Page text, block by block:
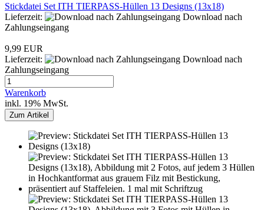
Stickdatei Set ITH TIERPASS-Hüllen 13 Designs (13x18)
Lieferzeit:
Download nach
Zahlungseingang
9,99 EUR
Lieferzeit:
Download nach
Zahlungseingang
Warenkorb
inkl. 19% MwSt.
Zum Artikel